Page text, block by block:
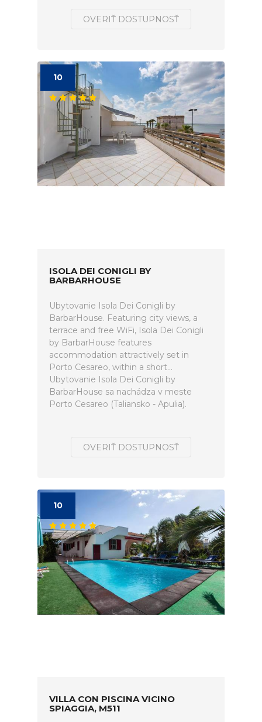
OVERIŤ DOSTUPNOSŤ
10
ISOLA DEI CONIGLI BY
BARBARHOUSE
Ubytovanie Isola Dei Conigli by
BarbarHouse. Featuring city views, a
terrace and free WiFi, Isola Dei Conigli
by BarbarHouse features
accommodation attractively set in
Porto Cesareo, within a short...
Ubytovanie Isola Dei Conigli by
BarbarHouse sa nachádza v meste
Porto Cesareo (Taliansko - Apulia).
OVERIŤ DOSTUPNOSŤ
10
VILLA CON PISCINA VICINO
SPIAGGIA, M511